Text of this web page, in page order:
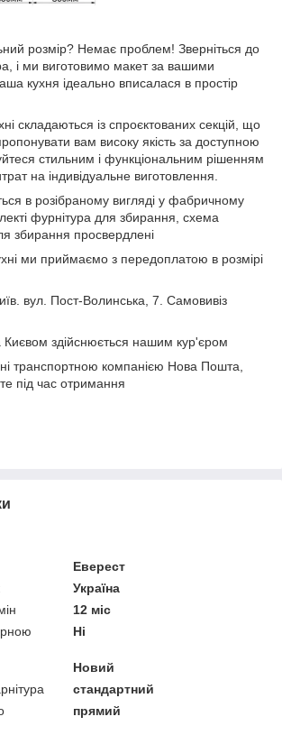
розмір? Немає проблем! Зверніться до
і ми виготовимо макет за вашими
кухня ідеально вписалася в простір
складаються із спроєктованих секцій, що
вам високу якість за доступною
стильним і функціональним рішенням
на індивідуальне виготовлення.
в розібраному вигляді у фабричному
фурнітура для збирання, схема
збирання просвердлені
ми приймаємо з передоплатою в розмірі
вул. Пост-Волинська, 7. Самовивіз
Києвом здійснюється нашим кур'єром
транспортною компанією Нова Пошта,
під час отримання
Еверест
Україна
12 міс
Ні
Новий
стандартний
прямий